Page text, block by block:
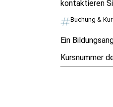
kontaktieren
Buchung &
Ein
Kursnummer